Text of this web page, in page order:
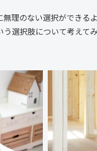
理のない選択ができるよ
選択肢について考えて